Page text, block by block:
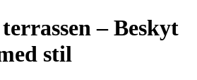
– Beskyt
stil